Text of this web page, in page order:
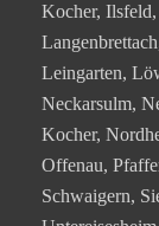
Kocher,
Leingarten,
Neckarsulm,
Kocher,
Offenau,
Schwaigern,